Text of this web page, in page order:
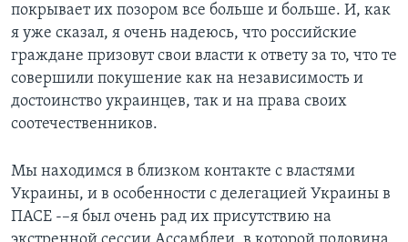
покрывает их позором все больше и больше. И, как
я уже сказал, я очень надеюсь, что российские
граждане призовут свои власти к ответу за то, что те
совершили покушение как на независимость и
достоинство украинцев, так и на права своих
соотечественников.
Мы находимся в близком контакте с властями
Украины, и в особенности с делегацией Украины в
ПАСЕ -–я был очень рад их присутствию на